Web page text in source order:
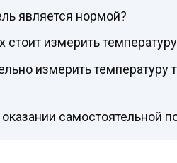
является нормой?
стоит измерить
измерить
самостоятельной